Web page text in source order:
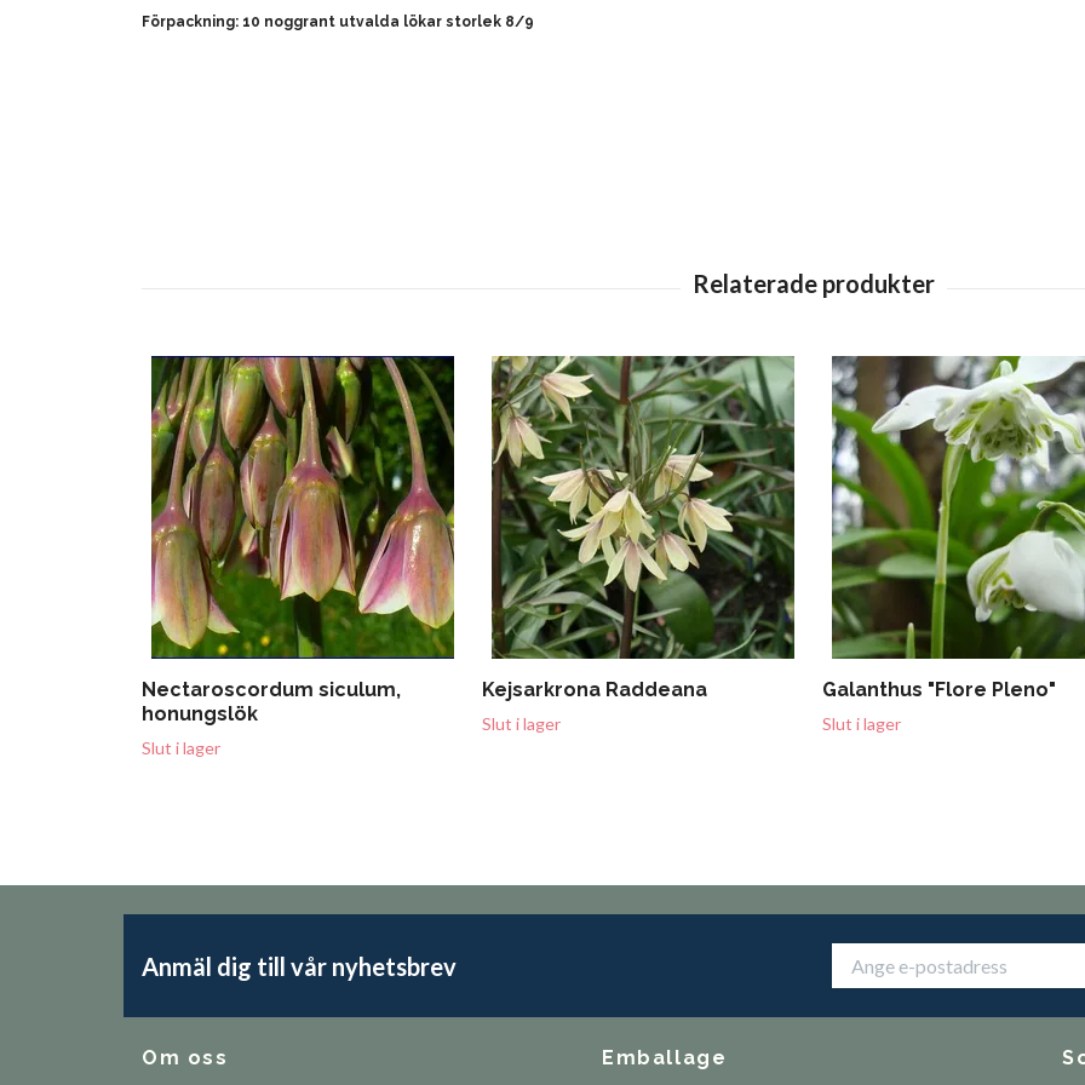
Förpackning: 10 noggrant utvalda lökar storlek 8/9
Nectaroscordum siculum,
honungslök
Slut i lager
Kejsarkrona Raddeana
Slut i lager
Galanthus "Flore Pleno"
Slut i lager
Anmäl dig till vår nyhetsbrev
Om oss Emballage